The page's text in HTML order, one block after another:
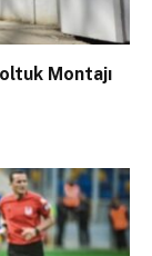
Montajı